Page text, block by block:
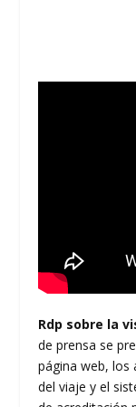
Rdp sobre la
de prensa se
página web, los
del viaje y el